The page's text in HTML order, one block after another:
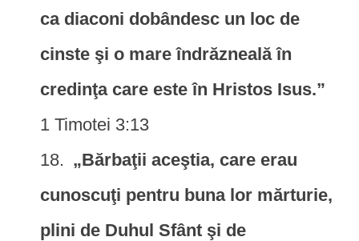
ca diaconi dobândesc un loc de
cinste şi o mare îndrăzneală în
credinţa care este în Hristos Isus.”
1 Timotei 3:13
„Bărbaţii aceştia, care erau
cunoscuţi pentru buna lor mărturie,
plini de Duhul Sfânt şi de